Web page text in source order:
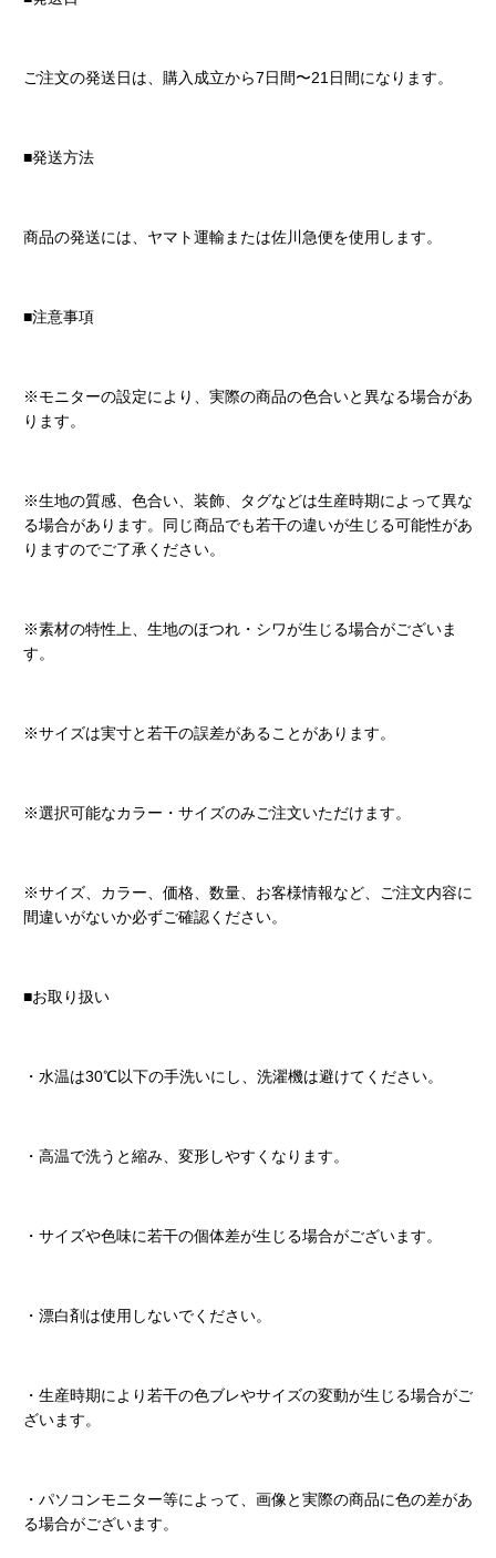
ご注文の発送日は、購入成立から7日間〜21日間になります。
■発送方法
商品の発送には、ヤマト運輸または佐川急便を使用します。
■注意事項
※モニターの設定により、実際の商品の色合いと異なる場合があ
ります。
※生地の質感、色合い、装飾、タグなどは生産時期によって異な
る場合があります。同じ商品でも若干の違いが生じる可能性があ
りますのでご了承ください。
※素材の特性上、生地のほつれ・シワが生じる場合がございま
す。
※サイズは実寸と若干の誤差があることがあります。
※選択可能なカラー・サイズのみご注文いただけます。
※サイズ、カラー、価格、数量、お客様情報など、ご注文内容に
間違いがないか必ずご確認ください。
■お取り扱い
・水温は30℃以下の手洗いにし、洗濯機は避けてください。
・高温で洗うと縮み、変形しやすくなります。
・サイズや色味に若干の個体差が生じる場合がございます。
・漂白剤は使用しないでください。
・生産時期により若干の色ブレやサイズの変動が生じる場合がご
ざいます。
・パソコンモニター等によって、画像と実際の商品に色の差があ
る場合がございます。